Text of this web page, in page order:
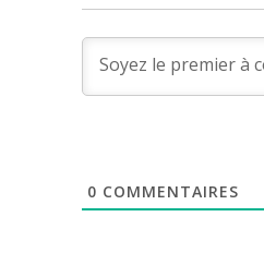
0 COMMENTAIRES